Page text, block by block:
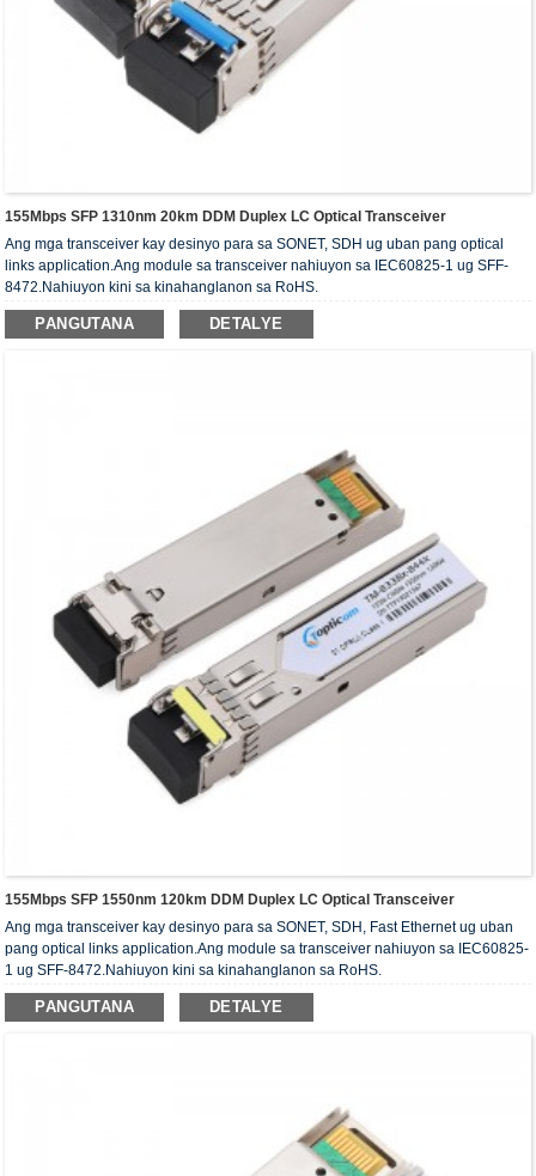
155Mbps SFP 1310nm 20km DDM Duplex LC Optical Transceiver
Ang mga transceiver kay desinyo para sa SONET, SDH ug uban pang optical
links application.Ang module sa transceiver nahiuyon sa IEC60825-1 ug SFF-
8472.Nahiuyon kini sa kinahanglanon sa RoHS.
PANGUTANA DETALYE
155Mbps SFP 1550nm 120km DDM Duplex LC Optical Transceiver
Ang mga transceiver kay desinyo para sa SONET, SDH, Fast Ethernet ug uban
pang optical links application.Ang module sa transceiver nahiuyon sa IEC60825-
1 ug SFF-8472.Nahiuyon kini sa kinahanglanon sa RoHS.
PANGUTANA DETALYE